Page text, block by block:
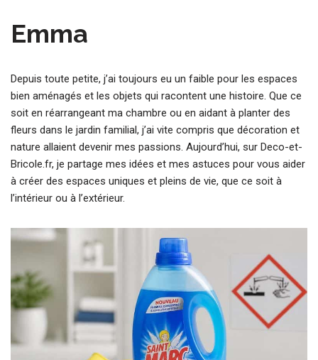
Emma
Depuis toute petite, j’ai toujours eu un faible pour les espaces
bien aménagés et les objets qui racontent une histoire. Que ce
soit en réarrangeant ma chambre ou en aidant à planter des
fleurs dans le jardin familial, j’ai vite compris que décoration et
nature allaient devenir mes passions. Aujourd’hui, sur Deco-et-
Bricole.fr, je partage mes idées et mes astuces pour vous aider
à créer des espaces uniques et pleins de vie, que ce soit à
l’intérieur ou à l’extérieur.